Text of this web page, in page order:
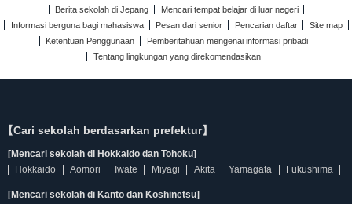
Berita sekolah di Jepang
Mencari tempat belajar di luar negeri
Informasi berguna bagi mahasiswa
Pesan dari senior Pencarian daftar
Site map
Ketentuan Penggunaan
Pemberitahuan mengenai informasi pribadi
Tentang lingkungan yang direkomendasikan
【Cari sekolah berdasarkan prefektur】
[Mencari sekolah di Hokkaido dan Tohoku]
Hokkaido
Aomori Iwate Miyagi Akita Yamagata Fukushima
[Mencari sekolah di Kanto dan Koshinetsu]